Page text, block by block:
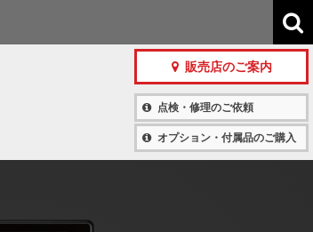
販売店のご案内
点検・修理のご依頼
オプション・付属品のご購入